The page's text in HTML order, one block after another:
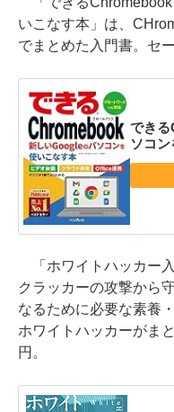
いこなす本」は、
でまとめた入門書。セ
でき
ソコ
「ホワイトハッカー
クラッカーの攻撃から
なるために必要な素養
ホワイトハッカーがま
円。